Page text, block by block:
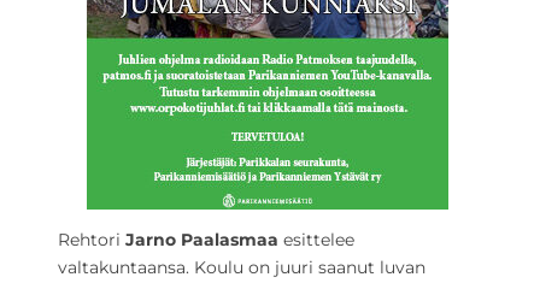
Rehtori Jarno Paalasmaa esittelee
valtakuntaansa. Koulu on juuri saanut luvan